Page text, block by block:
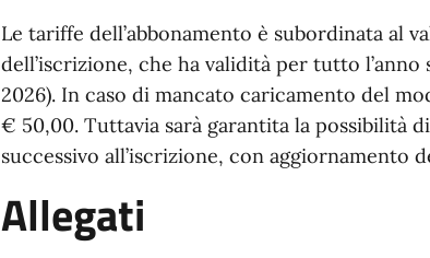
Le tariffe dell’abbonamento è subordinata al
dell’iscrizione, che ha validità per tutto
2026). In caso di mancato caricamento del
€ 50,00. Tuttavia sarà garantita la possibilità
successivo all’iscrizione, con
Allegati